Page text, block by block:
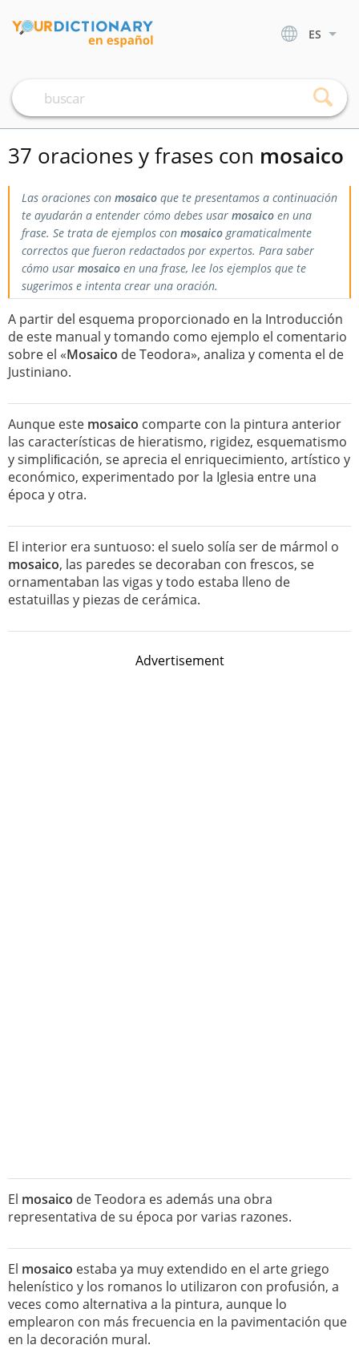
ES
37 oraciones y frases con mosaico
Las oraciones con mosaico que te presentamos a continuación
te ayudarán a entender cómo debes usar mosaico en una
frase. Se trata de ejemplos con mosaicogramaticalmente
correctos que fueron redactados por expertos. Para saber
cómo usar mosaico en una frase, lee los ejemplos que te
sugerimos e intenta crear una oración.
A partir del esquema proporcionado en la Introducción
de este manual y tomando como ejemplo el comentario
sobre el «Mosaico de Teodora», analiza y comenta el de
Justiniano.
Aunque este mosaico comparte con la pintura anterior
las características de hieratismo, rigidez, esquematismo
y simpliﬁcación, se aprecia el enriquecimiento, artístico y
económico, experimentado por la Iglesia entre una
época y otra.
El interior era suntuoso: el suelo solía ser de mármol o
mosaico, las paredes se decoraban con frescos, se
ornamentaban las vigas y todo estaba lleno de
estatuillas y piezas de cerámica.
Advertisement
El mosaico de Teodora es además una obra
representativa de su época por varias razones.
El mosaico estaba ya muy extendido en el arte griego
helenístico y los romanos lo utilizaron con profusión, a
veces como alternativa a la pintura, aunque lo
emplearon con más frecuencia en la pavimentación que
en la decoración mural.